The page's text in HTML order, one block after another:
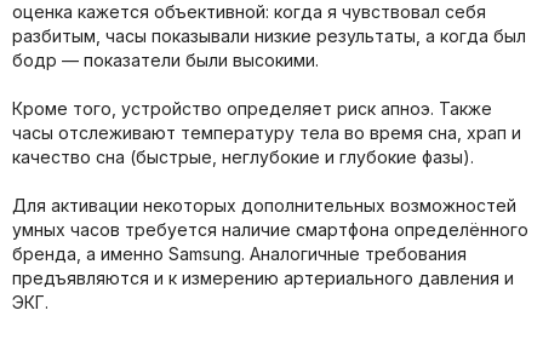
оценка кажется объективной: когда я чувствовал себя
разбитым, часы показывали низкие результаты, а когда был
бодр — показатели были высокими.
Кроме того, устройство определяет риск апноэ. Также
часы отслеживают температуру тела во время сна, храп и
качество сна (быстрые, неглубокие и глубокие фазы).
Для активации некоторых дополнительных возможностей
умных часов требуется наличие смартфона определённого
бренда, а именно Samsung. Аналогичные требования
предъявляются и к измерению артериального давления и
ЭКГ.